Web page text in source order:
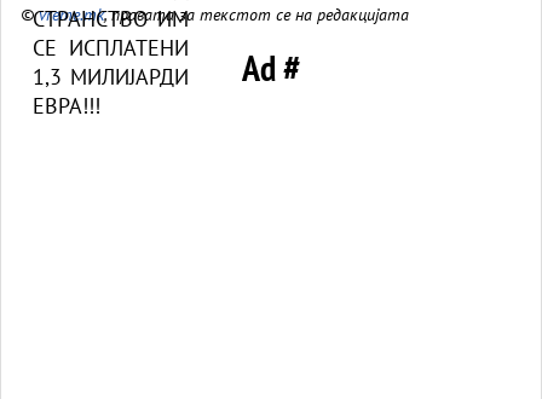
©vreme.mk, правата за текстот се на редакцијата
Ad #